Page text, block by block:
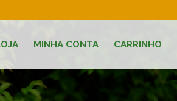
MINHA CONTA CARRINHO